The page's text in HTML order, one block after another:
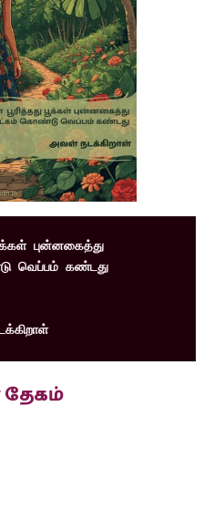
புன்னகைத்து
வெப்பம் கண்டது